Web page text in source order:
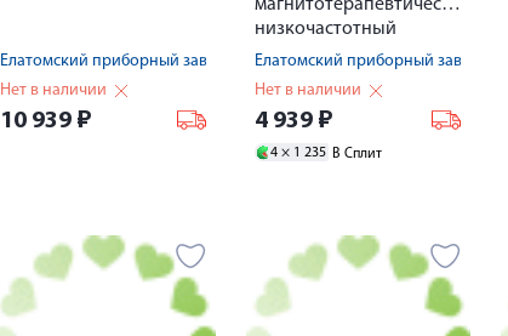
Елатомский приборный завод
Нет в наличии
10 939 ₽
магнитотерапевтический
низкочастотный
портативный
Елатомский приборный завод
Нет в наличии
4 939 ₽
4 × 1 235 В Сплит